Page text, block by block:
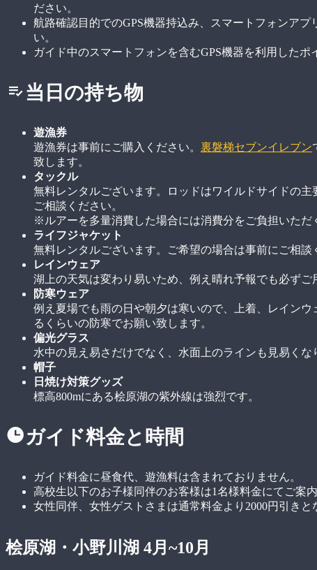
ださい。
航路確認目的でのGPS機器持込み、スマートフォンア
い。
ガイド中のスマートフォンを含むGPS機器を利用したポ
当日の持ち物
遊漁券
遊漁券は事前にご購入ください。 裏磐梯セブンイレブン
致します。
タックル
無料レンタルございます。ロッドはワイルドサイドの
ご相談ください。
※ルアーを多量消費した場合には消費分をご負担いただ
ライフジャケット
無料レンタルございます。ご希望の場合は事前にご相談
レインウェア
湖上の天気は変わり易いため、例え晴れ予報でも必ずご
防寒ウェア
例え夏場でも雨の日や朝夕は寒いので、上着、レイン
るくらいの防寒でお願い致します。
偏光グラス
水中の見え易さだけでなく、水面上のラインも見易くな
帽子
日焼け対策グッズ
標高800mにある桧原湖の紫外線は強烈です。
ガイド料金と時間
ガイド料金に昼食代、遊漁料は含まれておりません。
高校生以下のお子様同伴のお客様は1名様料金にてご案内
女性同伴、女性ゲストさまは通常料金より2000円引きと
桧原湖・小野川湖 4月~10月